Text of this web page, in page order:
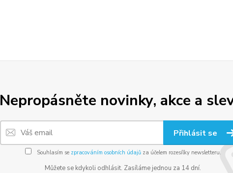
Nepropásněte novinky, akce a
Přihlásit se
Souhlasím se zpracováním osobních údajůza účelem rozesílky newsletteru.
Můžete se kdykoli odhlásit. Zasíláme jednou za 14 dní.